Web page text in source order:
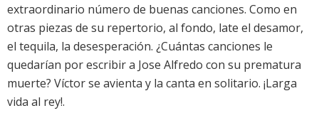
extraordinario número de buenas canciones. Como en
otras piezas de su repertorio, al fondo, late el desamor,
el tequila, la desesperación. ¿Cuántas canciones le
quedarían por escribir a Jose Alfredo con su prematura
muerte? Víctor se avienta y la canta en solitario. ¡Larga
vida al rey!.